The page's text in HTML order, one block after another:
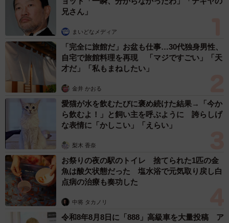
兄さん」
まいどなメディア
「完全に旅館だ」お盆も仕事…30代独身男性、
自宅で旅館料理を再現 「マジですごい」「天
才だ」「私もまねしたい」
金井 かおる
愛猫が水を飲むたびに褒め続けた結果→「今か
ら飲むよ！」と飼い主を呼ぶように 誇らしげ
な表情に「かしこい」「えらい」
梨木 香奈
お祭りの夜の駅のトイレ 捨てられた1匹の金
魚は酸欠状態だった 塩水浴で元気取り戻し白
点病の治療も奏功した
中将 タカノリ
令和8年8月8日に「888」高級車を大量投稿 ア